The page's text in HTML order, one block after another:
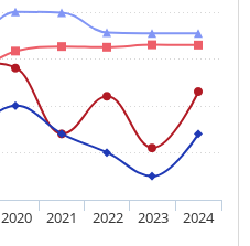
2020 2021 2022 2023 2024